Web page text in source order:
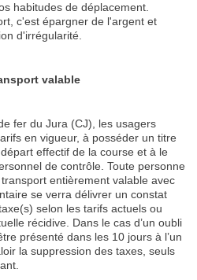
habitudes de déplacement.
c'est épargner de l'argent et
d'irrégularité.
valable
fer du Jura (CJ), les usagers
en vigueur, à posséder un titre
effectif de la course et à le
de contrôle. Toute personne
entièrement valable avec
se verra délivrer un constat
selon les tarifs actuels ou
récidive. Dans le cas d’un oubli
présenté dans les 10 jours à l’un
la suppression des taxes, seuls